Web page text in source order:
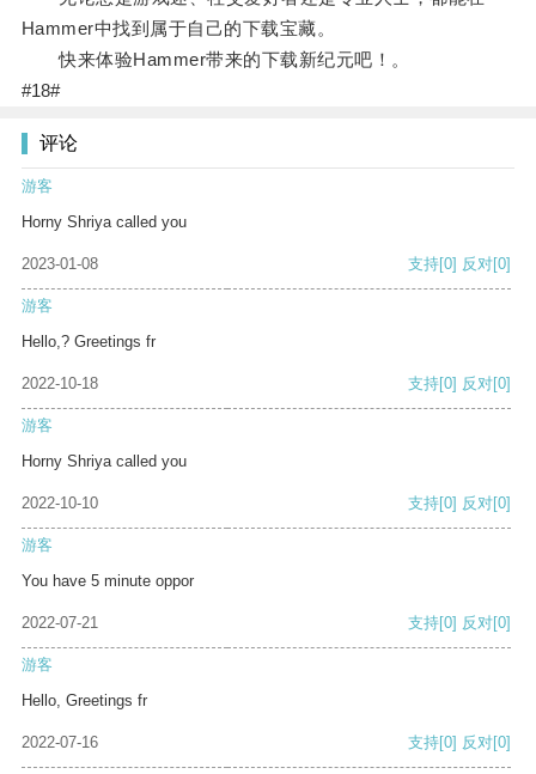
Hammer中找到属于自己的下载宝藏。
快来体验Hammer带来的下载新纪元吧！。
#18#
评论
游客
Horny Shriya called you
2023-01-08 支持[0] 反对[0]
游客
Hello,? Greetings fr
2022-10-18 支持[0] 反对[0]
游客
Horny Shriya called you
2022-10-10 支持[0] 反对[0]
游客
You have 5 minute oppor
2022-07-21 支持[0] 反对[0]
游客
Hello, Greetings fr
2022-07-16 支持[0] 反对[0]